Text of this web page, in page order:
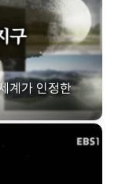
계가 인정한